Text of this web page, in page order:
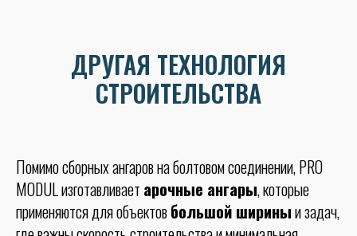
ДРУГАЯ ТЕХНОЛОГИЯ
СТРОИТЕЛЬСТВА
Помимо сборных ангаров на болтовом соединении, PRO
MODUL изготавливает арочные ангары, которые
применяются для объектовбольшой шириныи задач,